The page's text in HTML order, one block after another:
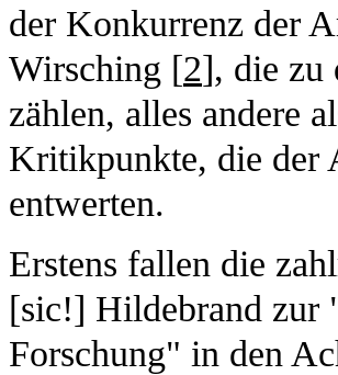
der Konkurrenz der
Wirsching [2], die zu
zählen, alles andere
Kritikpunkte, die der
entwerten.
Erstens fallen die
[sic!] Hildebrand zur
Forschung" in den